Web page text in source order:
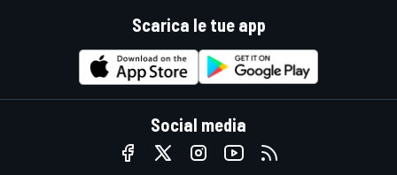
Scarica le tue app
Social media